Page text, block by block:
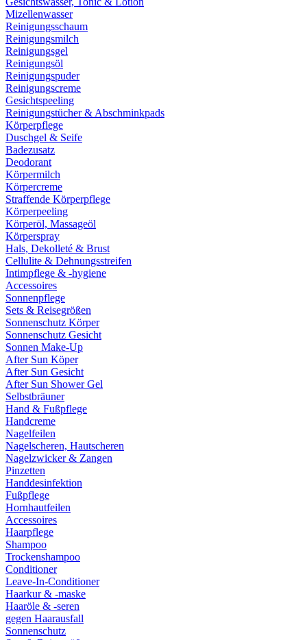
Mizellenwasser
Reinigungsschaum
Reinigungsmilch
Reinigungsgel
Reinigungsöl
Reinigungspuder
Reinigungscreme
Gesichtspeeling
Reinigungstücher & Abschminkpads
Körperpflege
Duschgel & Seife
Badezusatz
Deodorant
Körpermilch
Körpercreme
Straffende Körperpflege
Körperpeeling
Körperöl, Massageöl
Körperspray
Hals, Dekolleté & Brust
Cellulite & Dehnungsstreifen
Intimpflege & -hygiene
Accessoires
Sonnenpflege
Sets & Reisegrößen
Sonnenschutz Körper
Sonnenschutz Gesicht
Sonnen Make-Up
After Sun Köper
After Sun Gesicht
After Sun Shower Gel
Selbstbräuner
Hand & Fußpflege
Handcreme
Nagelfeilen
Nagelscheren, Hautscheren
Nagelzwicker & Zangen
Pinzetten
Handdesinfektion
Fußpflege
Hornhautfeilen
Accessoires
Haarpflege
Shampoo
Trockenshampoo
Conditioner
Leave-In-Conditioner
Haarkur & -maske
Haaröle & -seren
gegen Haarausfall
Sonnenschutz